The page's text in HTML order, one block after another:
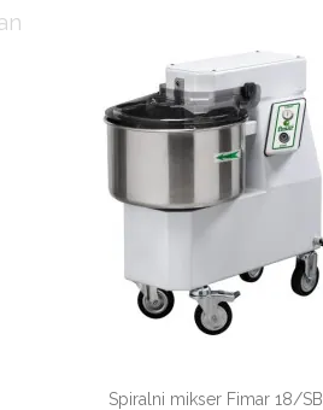
Spiralni mikser Fimar 18/SB